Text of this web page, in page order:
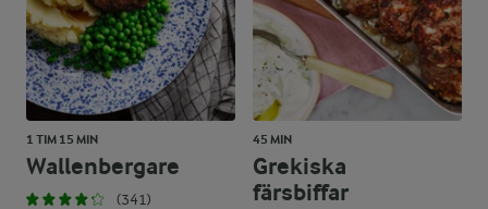
1 TIM 15 MIN
Wallenbergare
(341)
45 MIN
Grekiska
färsbiffar